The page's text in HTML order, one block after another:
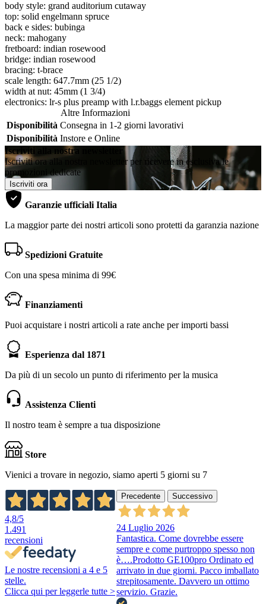
body style: grand auditorium cutaway
top: solid engelmann spruce
back e sides: bubinga
neck: mahogany
fretboard: indian rosewood
bridge: indian rosewood
bracing: t-brace
scale length: 647.7mm (25 1/2)
width at nut: 45mm (1 3/4)
electronics: lr-s plus preamp with l.r.baggs element pickup
Altre Informazioni
Disponibilità Consegna in 1-2 giorni lavorativi
Disponibilità Instore e Online
Iscriviti alla nostra newsletter
Iscriviti ora alla nostra newsletter per ricevere in esclusiva le
promozioni dedicate
Iscriviti ora
Garanzie ufficiali Italia
La maggior parte dei nostri articoli sono protetti da garanzia nazione
Spedizioni Gratuite
Con una spesa minima di 99€
Finanziamenti
Puoi acquistare i nostri articoli a rate anche per importi bassi
Esperienza dal 1871
Da più di un secolo un punto di riferimento per la musica
Assistenza Clienti
Il nostro team è sempre a tua disposizione
Store
Vienici a trovare in negozio, siamo aperti 5 giorni su 7
4,8/5
1.491
recensioni
Le nostre recensioni a 4 e 5
stelle.
Clicca qui per leggerle tutte >
Precedente Successivo
24 Luglio 2026
Fantastica. Come dovrebbe essere
sempre e come purtroppo spesso non
è….Prodotto GE100pro Ordinato ed
arrivato in due giorni. Pacco imballato
strepitosamente. Davvero un ottimo
servizio. Grazie.